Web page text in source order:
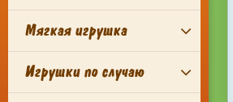
Мягкая игрушка
Игрушки по случаю